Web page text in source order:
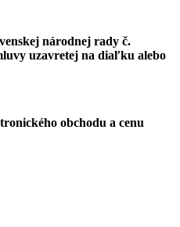
národnej rady č.
uzavretej na diaľku alebo
obchodu a cenu